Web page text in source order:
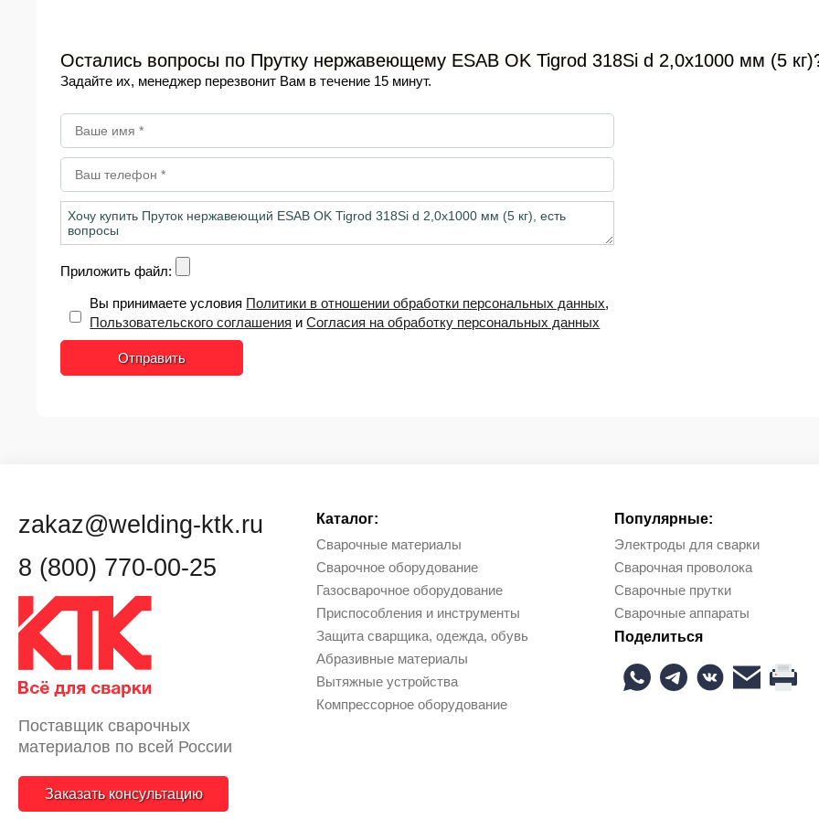
Остались вопросы по Прутку нержавеющему ESAB OK Tigrod 318Si d 2,0х1000 мм (5
Задайте их, менеджер перезвонит Вам в течение 15 минут.
Приложить файл:
Вы принимаете условия Политики в отношении обработки персональных данных,
Пользовательского соглашения иСогласия на обработку персональных данных
Отправить
zakaz@welding-ktk.ru
8 (800) 770-00-25
Поставщик сварочных
материалов по всей России
Заказать консультацию
Каталог:
Сварочные материалы
Сварочное оборудование
Газосварочное оборудование
Приcпособления и инструменты
Защита сварщика, одежда, обувь
Абразивные материалы
Вытяжные устройства
Компрессорное оборудование
Популярные:
Электроды для сварки
Сварочная проволока
Сварочные прутки
Сварочные аппараты
Поделиться